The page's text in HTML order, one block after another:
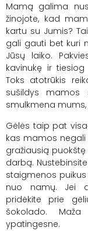
Mamą galima
žinojote, kad
kartu su Jumis?
gali gauti bet kuri
Jūsų laiko.
kavinukę ir
Toks atotrūkis
sušildys mamos
smulkmena
Gėlės taip pat
kas mamos negali
gražiausią
darbą.
staigmenos
nuo namų. Jei
pridėkite prie
šokolado.
ypatingesne.